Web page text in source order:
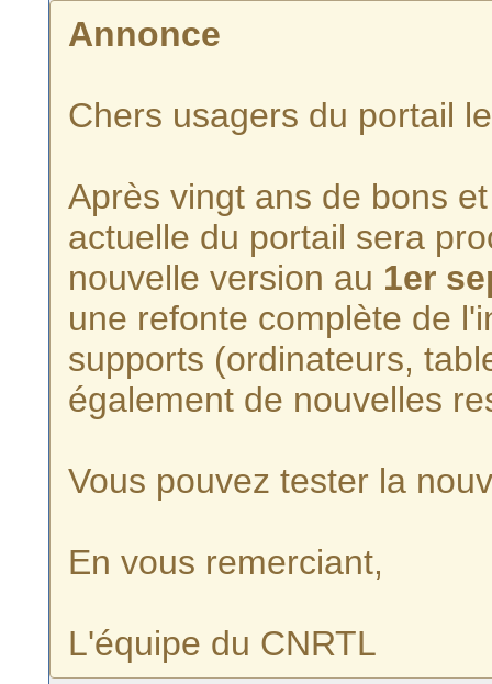
Annonce
Chers usagers du portail
Après vingt ans de bons
actuelle du portail sera
nouvelle version au 1er
une refonte complète de
supports (ordinateurs,
également de nouvelles
Vous pouvez tester la
En vous remerciant,
L'équipe du CNRTL